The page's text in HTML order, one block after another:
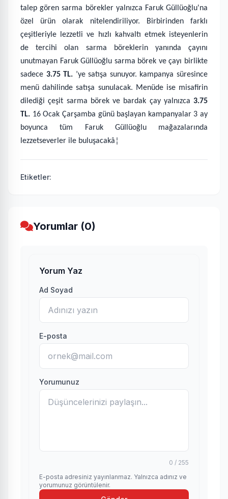
talep gören sarma börekler yalnızca Faruk Güllüoğlu'na
özel ürün olarak nitelendiriliyor. Birbirinden farklı
çeşitleriyle lezzetli ve hızlı kahvaltı etmek isteyenlerin
de tercihi olan sarma böreklerin yanında çayını
unutmayan Faruk Güllüoğlu sarma börek ve çayı birlikte
sadece 3.75 TL. ’ye satışa sunuyor. kampanya süresince
menü dahilinde satışa sunulacak. Menüde ise misafirin
dilediği çeşit sarma börek ve bardak çay yalnızca 3.75
TL. 16 Ocak Çarşamba günü başlayan kampanyalar 3 ay
boyunca tüm Faruk Güllüoğlu mağazalarında
lezzetseverler ile buluşacakâ¦
Etiketler:
Yorumlar (0)
Yorum Yaz
Ad Soyad
E-posta
Yorumunuz
0 / 255
E-posta adresiniz yayınlanmaz. Yalnızca adınız ve
yorumunuz görüntülenir.